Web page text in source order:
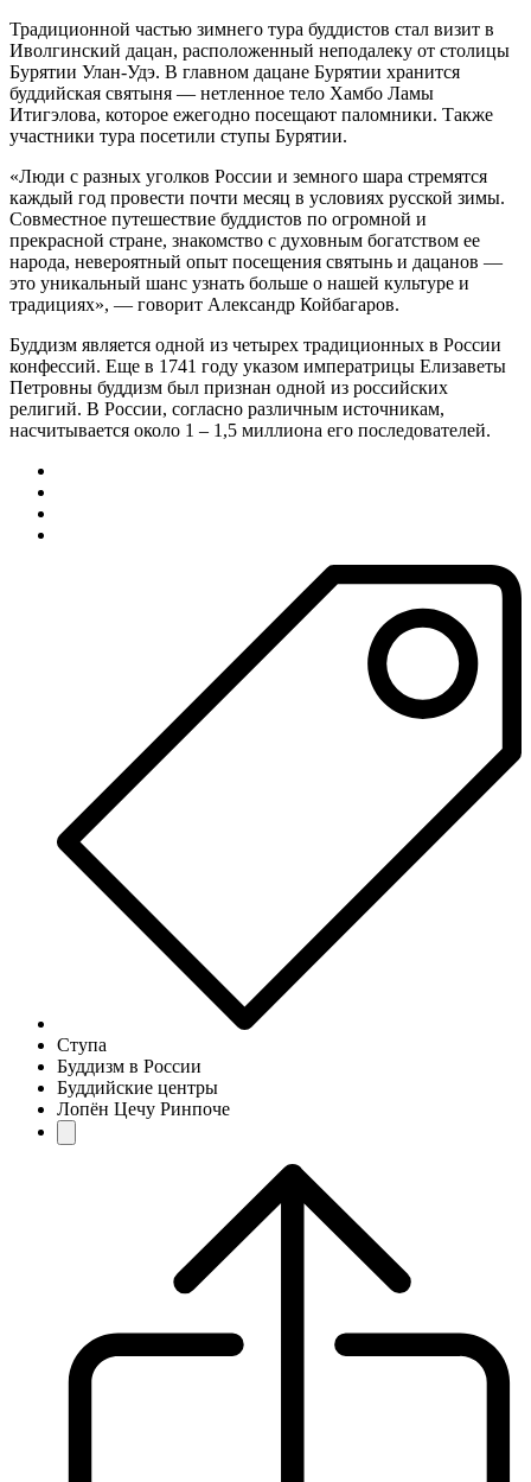
Традиционной частью зимнего тура буддистов стал визит в
Иволгинский дацан, расположенный неподалеку от столицы
Бурятии Улан-Удэ. В главном дацане Бурятии хранится
буддийская святыня — нетленное тело Хамбо Ламы
Итигэлова, которое ежегодно посещают паломники. Также
участники тура посетили ступы Бурятии.
«Люди с разных уголков России и земного шара стремятся
каждый год провести почти месяц в условиях русской зимы.
Совместное путешествие буддистов по огромной и
прекрасной стране, знакомство с духовным богатством ее
народа, невероятный опыт посещения святынь и дацанов —
это уникальный шанс узнать больше о нашей культуре и
традициях», — говорит Александр Койбагаров.
Буддизм является одной из четырех традиционных в России
конфессий. Еще в 1741 году указом императрицы Елизаветы
Петровны буддизм был признан одной из российских
религий. В России, согласно различным источникам,
насчитывается около 1 – 1,5 миллиона его последователей.
Ступа
Буддизм в России
Буддийские центры
Лопён Цечу Ринпоче